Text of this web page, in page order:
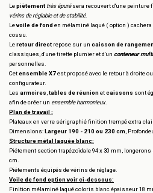
Lepiètement très épurésera recouvert d'une peinture
vérins de réglable et de stabilité.
Levoile de fond en mélaminé laqué ( option )
cossu.
Leretour direct repose sur un caisson de
classiques, d'une tirette plumier et d'un conteneur
personnelles.
Cetensemble X7est proposé avec le retour à droite
configurateur.
Les armoires tables de réunion etcaissons sont
afin de créer un ensemble harmonieux.
Plan de travail :
Plateaux en verre sérigraphié finition trempé extra
Dimensions:Largeur 190 - 210 ou 230 cm ,
Structure métal laquée blanc:
Piétement section trapézoïdale 94 x 30 mm,
cm.
Piétements équipés de vérins de réglage.
Voile de fond option voir ci-dessous:
Finition mélaminé laqué coloris blanc épaisseur 18